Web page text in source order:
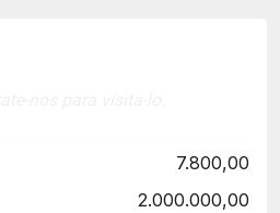
7.800,00
2.000.000,00